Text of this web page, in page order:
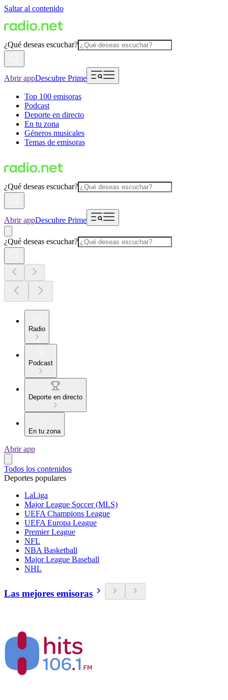
Saltar al contenido
¿Qué deseas escuchar?
Abrir appDescubre Prime
Top 100 emisoras
Podcast
Deporte en directo
En tu zona
Géneros musicales
Temas de emisoras
¿Qué deseas escuchar?
Abrir appDescubre Prime
¿Qué deseas escuchar?
Radio
Podcast
Deporte en directo
En tu zona
Abrir app
Todos los contenidos
Deportes populares
LaLiga
Major League Soccer (MLS)
UEFA Champions League
UEFA Europa League
Premier League
NFL
NBA Basketball
Major League Baseball
NHL
Las mejores emisoras